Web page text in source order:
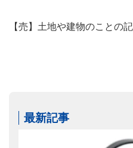
【売】土地や建物のことの
最新記事